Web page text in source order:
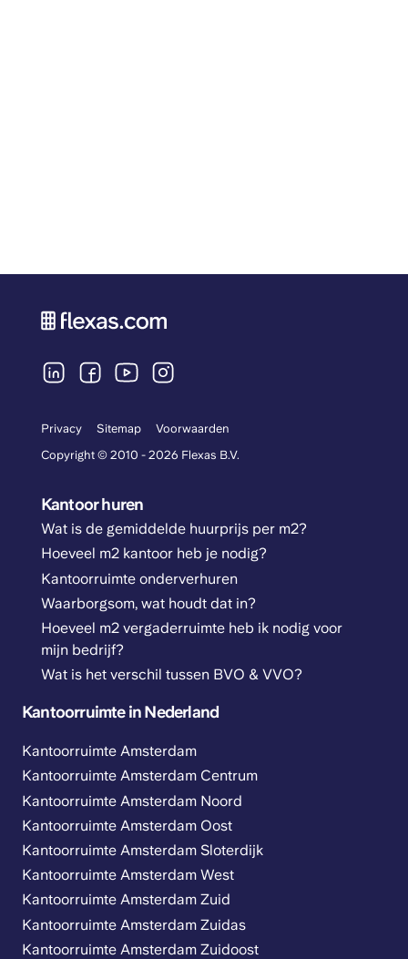
Privacy Sitemap
Voorwaarden
Copyright © 2010 - 2026 Flexas B.V.
Kantoor huren
Wat is de gemiddelde huurprijs per m2?
Hoeveel m2 kantoor heb je nodig?
Kantoorruimte onderverhuren
Waarborgsom, wat houdt dat in?
Hoeveel m2 vergaderruimte heb ik nodig voor
mijn bedrijf?
Wat is het verschil tussen BVO & VVO?
Kantoorruimte in Nederland
Kantoorruimte Amsterdam
Kantoorruimte Amsterdam Centrum
Kantoorruimte Amsterdam Noord
Kantoorruimte Amsterdam Oost
Kantoorruimte Amsterdam Sloterdijk
Kantoorruimte Amsterdam West
Kantoorruimte Amsterdam Zuid
Kantoorruimte Amsterdam Zuidas
Kantoorruimte Amsterdam Zuidoost